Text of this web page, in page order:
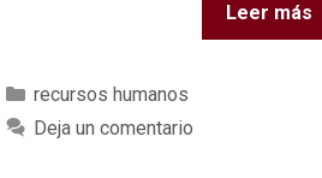
Leer más
recursos humanos
Deja un comentario